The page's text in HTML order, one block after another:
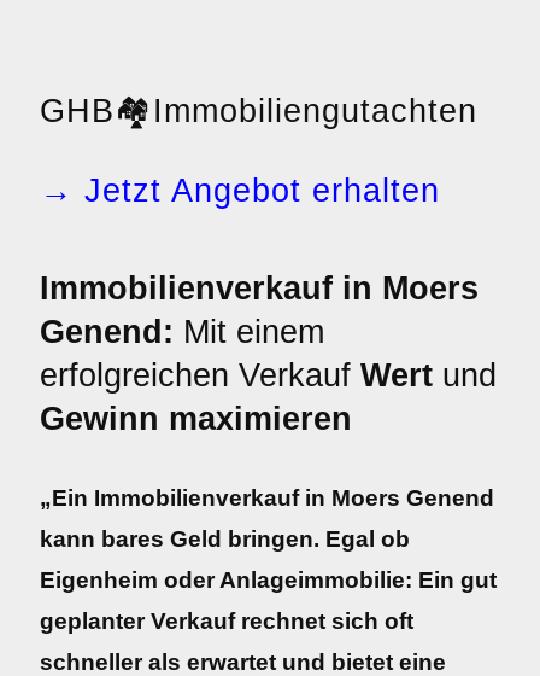
GHB🏘️ Immobiliengutachten
→ Jetzt Angebot erhalten
Immobilienverkauf in Moers
Genend: Mit einem
erfolgreichen Verkauf Wert und
Gewinn maximieren
„Ein Immobilienverkauf in Moers Genend
kann bares Geld bringen. Egal ob
Eigenheim oder Anlageimmobilie: Ein gut
geplanter Verkauf rechnet sich oft
schneller als erwartet und bietet eine